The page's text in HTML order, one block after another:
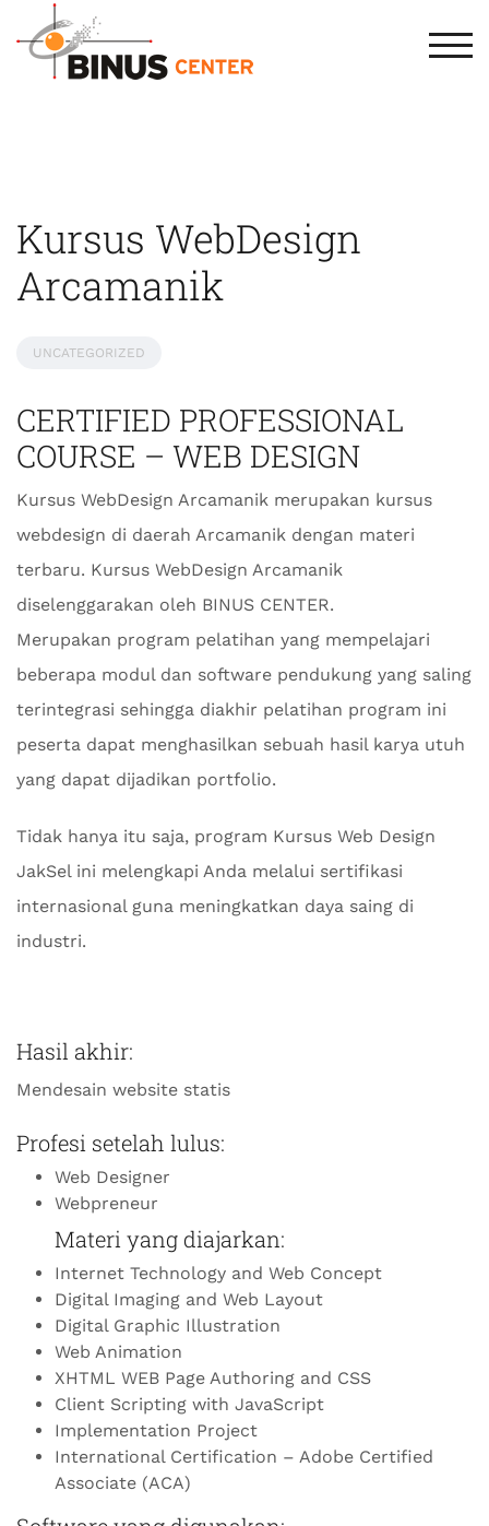
Kursus WebDesign
Arcamanik
UNCATEGORIZED
CERTIFIED PROFESSIONAL
COURSE – WEB DESIGN
Kursus WebDesign Arcamanik merupakan kursus
webdesign di daerah Arcamanik dengan materi
terbaru. Kursus WebDesign Arcamanik
diselenggarakan oleh BINUS CENTER.
Merupakan program pelatihan yang mempelajari
beberapa modul dan software pendukung yang saling
terintegrasi sehingga diakhir pelatihan program ini
peserta dapat menghasilkan sebuah hasil karya utuh
yang dapat dijadikan portfolio.
Tidak hanya itu saja, program Kursus Web Design
JakSel ini melengkapi Anda melalui sertifikasi
internasional guna meningkatkan daya saing di
industri.
Hasil akhir:
Mendesain website statis
Profesi setelah lulus:
Web Designer
Webpreneur
Materi yang diajarkan:
Internet Technology and Web Concept
Digital Imaging and Web Layout
Digital Graphic Illustration
Web Animation
XHTML WEB Page Authoring and CSS
Client Scripting with JavaScript
Implementation Project
International Certification – Adobe Certified
Associate (ACA)